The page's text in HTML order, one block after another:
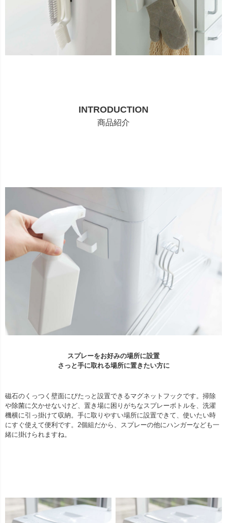
INTRODUCTION
商品紹介
スプレーをお好みの場所に設置
さっと手に取れる場所に置きたい方に
磁石のくっつく壁面にぴたっと設置できるマグネットフックです。掃除
や除菌に欠かせないけど、置き場に困りがちなスプレーボトルを、洗濯
機横に引っ掛けて収納。手に取りやすい場所に設置できて、使いたい時
にすぐ使えて便利です。2個組だから、スプレーの他にハンガーなども一
緒に掛けられますね。